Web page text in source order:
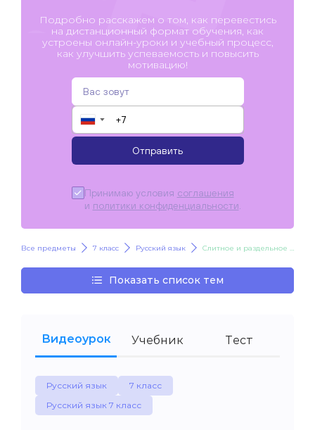
Подробно расскажем о том, как перевестись
на дистанционный формат обучения, как
устроены онлайн-уроки и учебный процесс,
как улучшить успеваемость и повысить
мотивацию!
▼
Отправить
Принимаю условия соглашения
и политики конфиденциальности
Все предметы 7 класс Русский язык Слитное и раздельное написание НЕ с причастиями
Показать список тем
Видеоурок Учебник Тест
Русский язык
7 класс
Русский язык 7 класс